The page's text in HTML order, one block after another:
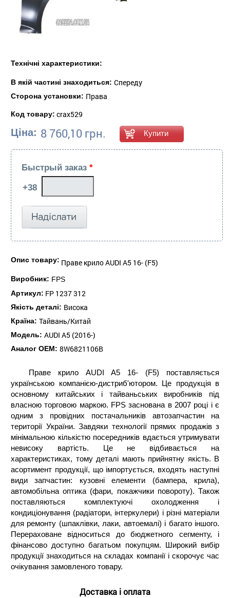
Технічні характеристики:
В якій частині знаходиться: Спереду
Сторона установки: Права
Код товару: crax529
Ціна: 8 760,10 грн.
Быстрый заказ *
Опис товару: Праве крило AUDI A5 16- (F5)
Виробник: FPS
Артикул: FP 1237 312
Якість деталі: Висока
Країна: Тайвань/Китай
Модель: AUDI A5 (2016-)
Аналог ОЕМ: 8W6821106B
Праве крило AUDI A5 16- (F5) поставляється
українською компанією-дистриб'ютором. Це продукція в
основному китайських і тайваньських виробників під
власною торговою маркою. FPS заснована в 2007 році і є
одним з провідних постачальників автозапчастин на
території України. Завдяки технології прямих продажів з
мінімальною кількістю посередників вдається утримувати
невисоку вартість. Це не відбивається на
характеристиках, тому деталі мають прийнятну якість. В
асортимент продукції, що імпортується, входять наступні
види запчастин: кузовні елементи (бампера, крила),
автомобільна оптика (фари, покажчики повороту). Також
поставляються комплектуючі охолодження і
кондиціонування (радіатори, інтеркулери) і різні матеріали
для ремонту (шпаклівки, лаки, автоемалі) і багато іншого.
Перераховане відноситься до бюджетного сегменту, і
фінансово доступно багатьом покупцям. Широкий вибір
продукції знаходиться на складах компанії і скорочує час
очікування замовленого товару.
Доставка і оплата